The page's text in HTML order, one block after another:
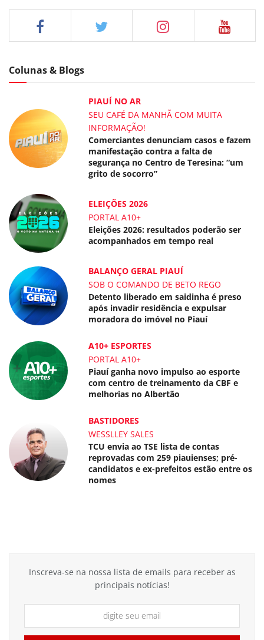
Colunas & Blogs
PIAUÍ NO AR
SEU CAFÉ DA MANHÃ COM MUITA
INFORMAÇÃO!
Comerciantes denunciam casos e fazem
manifestação contra a falta de
segurança no Centro de Teresina: “um
grito de socorro”
ELEIÇÕES 2026
PORTAL A10+
Eleições 2026: resultados poderão ser
acompanhados em tempo real
BALANÇO GERAL PIAUÍ
SOB O COMANDO DE BETO REGO
Detento liberado em saidinha é preso
após invadir residência e expulsar
moradora do imóvel no Piauí
A10+ ESPORTES
PORTAL A10+
Piauí ganha novo impulso ao esporte
com centro de treinamento da CBF e
melhorias no Albertão
BASTIDORES
WESSLLEY SALES
TCU envia ao TSE lista de contas
reprovadas com 259 piauienses; pré-
candidatos e ex-prefeitos estão entre os
nomes
Inscreva-se na nossa lista de emails para receber as
principais notícias!